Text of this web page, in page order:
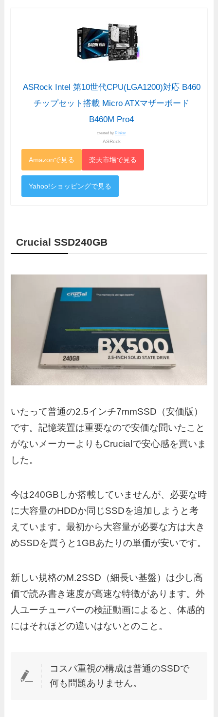
ASRock Intel 第10世代CPU(LGA1200)対応 B460
チップセット搭載 Micro ATXマザーボード
B460M Pro4
created by Rinker
ASRock
Amazonで見る 楽天市場で見る
Yahoo!ショッピングで見る
Crucial SSD240GB
いたって普通の2.5インチ7mmSSD（安価版）
です。記憶装置は重要なので安価な聞いたこと
がないメーカーよりもCrucialで安心感を買いま
した。
今は240GBしか搭載していませんが、必要な時
に大容量のHDDか同じSSDを追加しようと考
えています。最初から大容量が必要な方は大き
めSSDを買うと1GBあたりの単価が安いです。
新しい規格のM.2SSD（細長い基盤）は少し高
価で読み書き速度が高速な特徴があります。外
人ユーチューバーの検証動画によると、体感的
にはそれほどの違いはないとのこと。
コスパ重視の構成は普通のSSDで
何も問題ありません。